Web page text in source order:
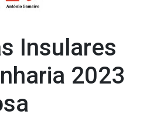
Insulares
2023